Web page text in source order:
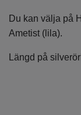
Du kan välja på
Ametist (lila).
Längd på